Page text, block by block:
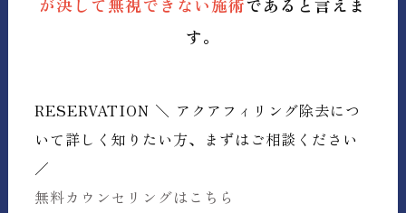
す。
RESERVATION ＼ アクアフィリング除去につ
いて詳しく知りたい方、まずはご相談ください
／
無料カウンセリングはこちら